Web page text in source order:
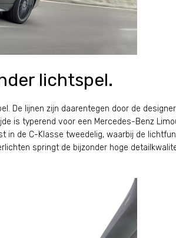
lichtspel.
De lijnen zijn daarentegen door de
is typerend voor een Mercedes-Benz
de C-Klasse tweedelig, waarbij de
springt de bijzonder hoge